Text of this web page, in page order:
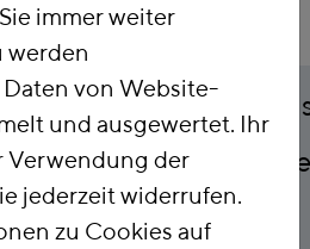
EU carbon border
opportunity for
and competition
immer weiter
werden
von Website-
und ausgewertet. Ihr
Verwendung der
jederzeit widerrufen.
zu Cookies auf